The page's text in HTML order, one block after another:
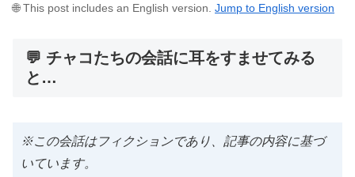
🌐 This post includes an English version. Jump to English version
💬 チャコたちの会話に耳をすませてみる
と…
※この会話はフィクションであり、記事の内容に基づ
いています。